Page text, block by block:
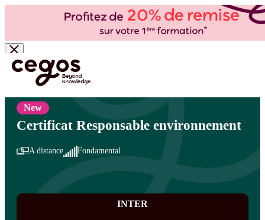
Skip to main content
Vous êtes ici : Accueil >Cegos, organisme de formation à Paris et en régions
Santé - Sécurité - Environnement
New
Certificat Responsable environnement
A distance Fondamental
INTER